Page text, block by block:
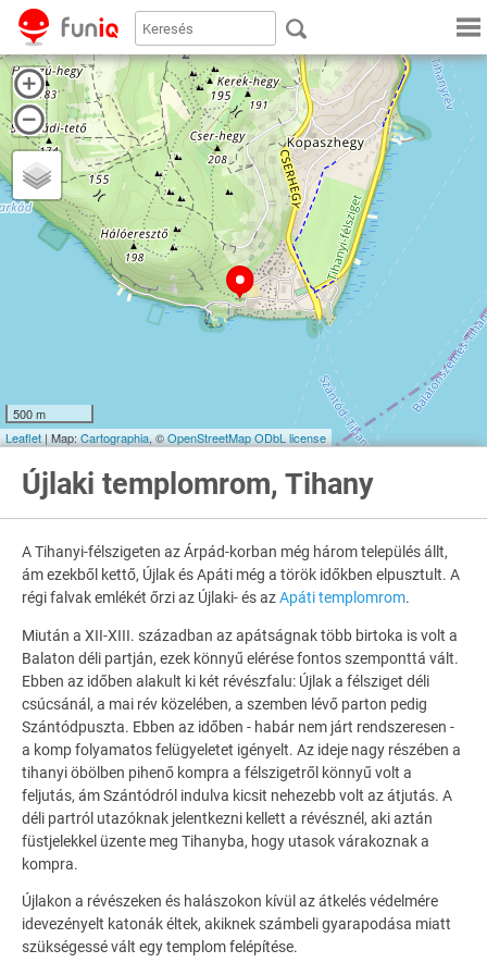
500 m
Leaflet | Map: Cartographia, ©OpenStreetMapODbL license
Újlaki templomrom, Tihany
A Tihanyi-félszigeten az Árpád-korban még három település állt,
ám ezekből kettő, Újlak és Apáti még a török időkben elpusztult. A
régi falvak emlékét őrzi az Újlaki- és azApáti templomrom.
Miután a XII-XIII. században az apátságnak több birtoka is volt a
Balaton déli partján, ezek könnyű elérése fontos szemponttá vált.
Ebben az időben alakult ki két révészfalu: Újlak a félsziget déli
csúcsánál, a mai rév közelében, a szemben lévő parton pedig
Szántódpuszta. Ebben az időben - habár nem járt rendszeresen -
a komp folyamatos felügyeletet igényelt. Az ideje nagy részében a
tihanyi öbölben pihenő kompra a félszigetről könnyű volt a
feljutás, ám Szántódról indulva kicsit nehezebb volt az átjutás. A
déli partról utazóknak jelentkezni kellett a révésznél, aki aztán
füstjelekkel üzente meg Tihanyba, hogy utasok várakoznak a
kompra.
Újlakon a révészeken és halászokon kívül az átkelés védelmére
idevezényelt katonák éltek, akiknek számbeli gyarapodása miatt
szükségessé vált egy templom felépítése.